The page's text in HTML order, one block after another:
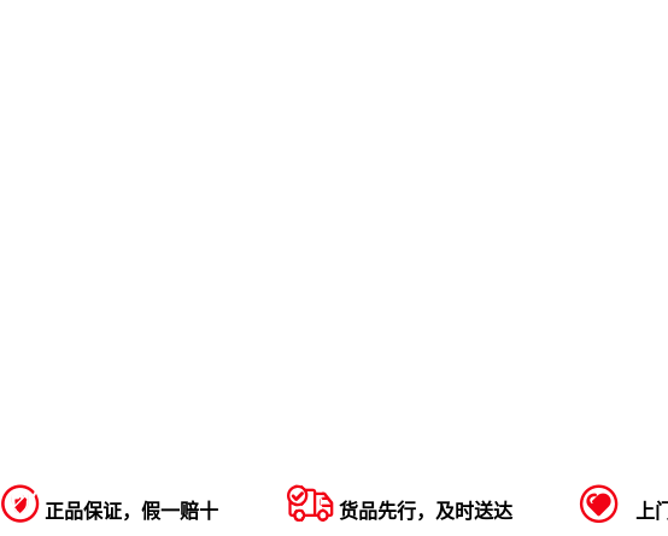
 正品保证，假一赔十 货品先行，及时送达  上